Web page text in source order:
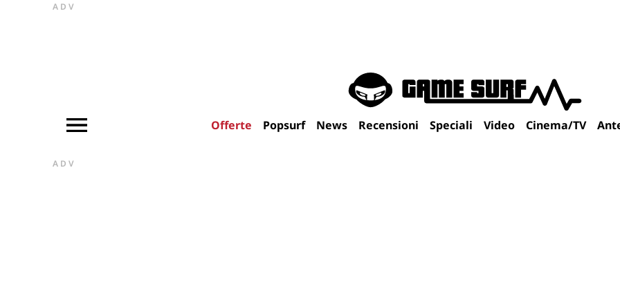
ADV
Offerte Popsurf News Recensioni Speciali Video Cinema/TV
ADV